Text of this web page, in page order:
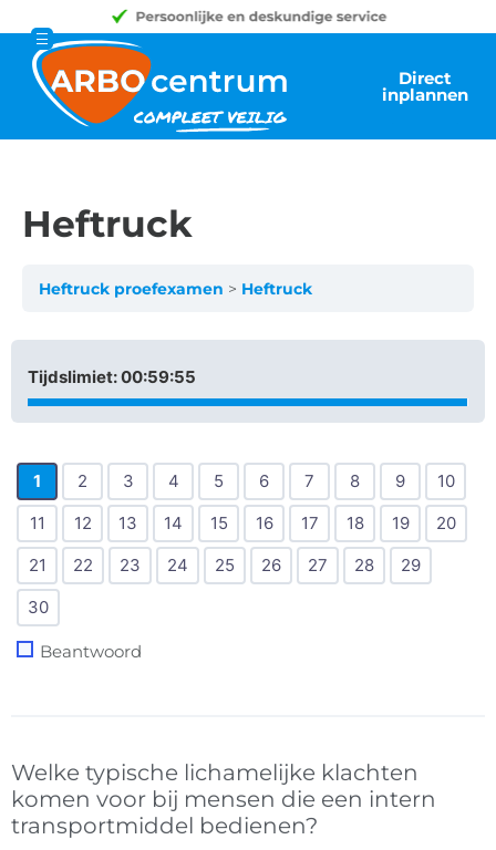
Direct
inplannen
Heftruck
Heftruck proefexamen Heftruck
Tijdslimiet:00:59:55
1 2 3 4 5 6 7 8 9
10
11
12 13 14 15 16 17 18 19
20
21
22 23 24 25 26 27 28
29
30
Beantwoord
Welke typische lichamelijke klachten
komen voor bij mensen die een intern
transportmiddel bedienen?